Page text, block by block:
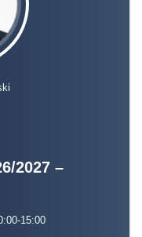
2027 –
15:00